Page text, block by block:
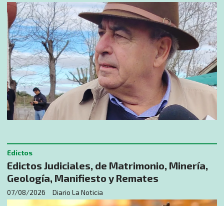
Edictos Judiciales, de Matrimonio, Minería,
Geología, Manifiesto y Remates
Diario La Noticia
Edictos
07/08/2026